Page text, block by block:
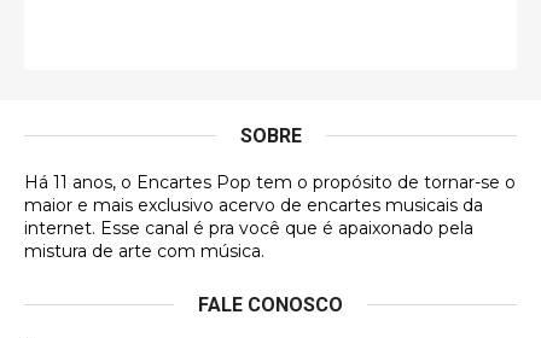
DVD MIDINHO
Francierton
futuras aquisições, e olhando o encarte aqui, me
SOBRE
Há 11 anos, o Encartes Pop tem o propósito de tornar-se o
maior e mais exclusivo acervo de encartes musicais da
internet. Esse canal é pra você que é apaixonado pela
mistura de arte com música.
FALE CONOSCO